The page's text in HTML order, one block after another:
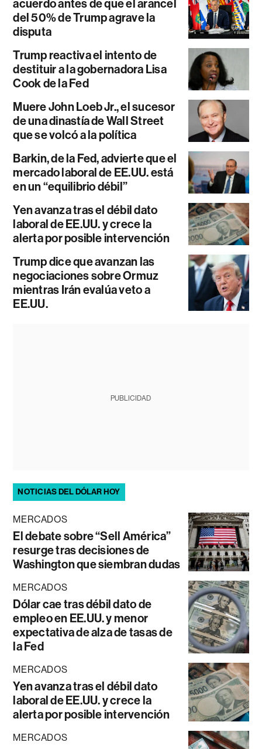
acuerdo antes de que el arancel
del 50% de Trump agrave la
disputa
Trump reactiva el intento de
destituir a la gobernadora Lisa
Cook de la Fed
Muere John Loeb Jr., el sucesor
de una dinastía de Wall Street
que se volcó a la política
Barkin, de la Fed, advierte que el
mercado laboral de EE.UU. está
en un “equilibrio débil”
Yen avanza tras el débil dato
laboral de EE.UU. y crece la
alerta por posible intervención
Trump dice que avanzan las
negociaciones sobre Ormuz
mientras Irán evalúa veto a
EE.UU.
PUBLICIDAD
NOTICIAS DEL DÓLAR HOY
MERCADOS
El debate sobre “Sell América”
resurge tras decisiones de
Washington que siembran dudas
MERCADOS
Dólar cae tras débil dato de
empleo en EE.UU. y menor
expectativa de alza de tasas de
la Fed
MERCADOS
Yen avanza tras el débil dato
laboral de EE.UU. y crece la
alerta por posible intervención
MERCADOS